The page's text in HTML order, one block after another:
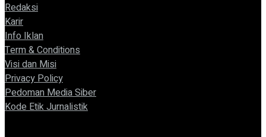
Redaksi
Karir
Info Iklan
Term & Conditions
Visi dan Misi
Privacy Policy
Pedoman Media Siber
Kode Etik Jurnalistik